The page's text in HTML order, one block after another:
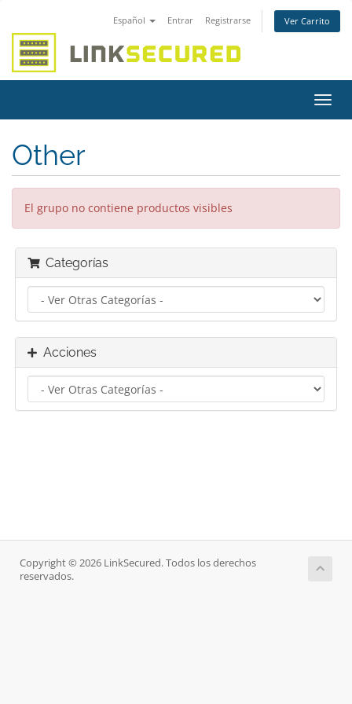
Español Entrar Registrarse Ver Carrito
Other
El grupo no contiene productos visibles
Categorías
Acciones
Copyright © 2026 LinkSecured. Todos los derechos
reservados.